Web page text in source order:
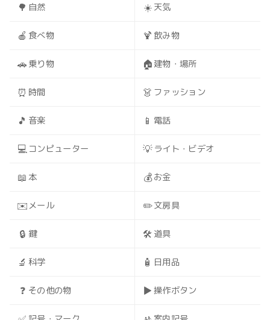
🌳 自然 ☀️ 天気
🍎 食べ物 🍹 飲み物
🚗 乗り物 🏠 建物・場所
⏰ 時間 👗 ファッション
🎵 音楽 📱 電話
💻 コンピューター 💡 ライト・ビデオ
📖 本 💰お金
✉️ メール ✏️文房具
🔒 鍵 🛠️ 道具
🔬 科学 🧴 日用品
❓ その他の物 ▶️ 操作ボタン